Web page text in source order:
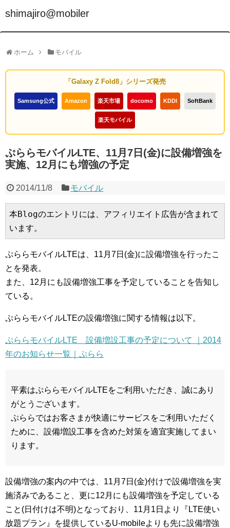
shimajiro@mobiler
ホーム モバイル
「Galaxy Z Fold8」シリーズ発売
Samsung公式 Amazon 楽天市場 docomo KDDI SoftBank
楽天モバイル
ぷららモバイルLTE、11月7日(金)に設備増強を
実施、12月にも増強の予定
2014/11/8 モバイル
本Blogのエントリには、アフィリエイト広告が含まれて
います。
ぷららモバイルLTEは、11月7日(金)に設備増強を行ったこ
とを発表。
また、12月にも設備増強工事を予定していることを告知し
ている。
ぷららモバイルLTEの設備増強に関する情報は以下。
ぷららモバイルLTE 設備増設工事の予定について ｜2014
年のお知らせ一覧｜ぷらら
平素はぷららモバイルLTEをご利用いただき、誠にあり
がとうございます。
ぷららではお客さまが快適にサービスをご利用いただく
ために、設備増設工事を含めた対策を適宜実施してまい
ります。
設備増強の案内の中では、11月7日(金)付けで設備増強を実
施済みであること、更に12月にも設備増強を予定している
こと(日付けは不明)となっており、11月1日より『LTE使い
放題プラン』を提供しているU-mobileよりも先に設備増強